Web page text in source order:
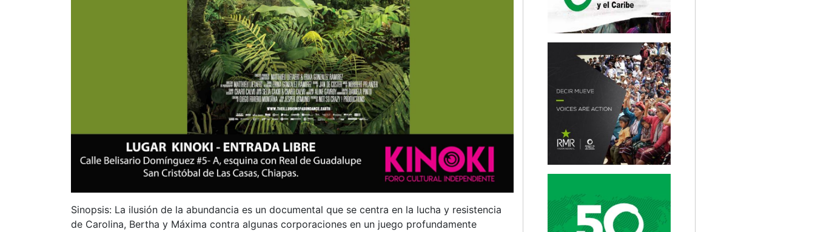
Sinopsis: La ilusión de la abundancia es un documental que se centra en la lucha y resistencia
de Carolina, Bertha y Máxima contra algunas corporaciones en un juego profundamente